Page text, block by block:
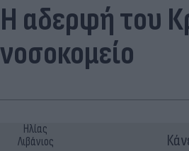
Η αδερφή του
νοσοκομείο
Ηλίας
Λιβάνιος